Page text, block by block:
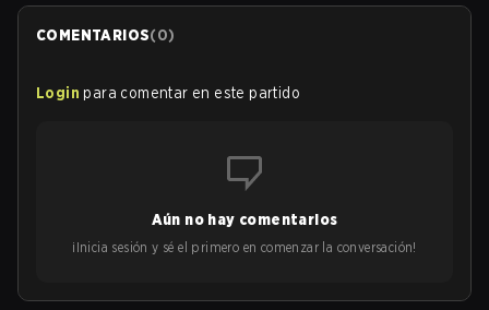
COMENTARIOS(0)
Login para comentar en este partido
Aún no hay comentarios
¡Inicia sesión y sé el primero en comenzar la conversación!